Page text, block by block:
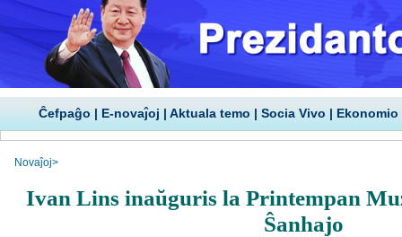
Ĉefpaĝo | E-novaĵoj | Aktuala temo | Socia Vivo | Ekonomio
Novaĵoj>
Ivan Lins inaŭguris la Printempan
Ŝanhajo